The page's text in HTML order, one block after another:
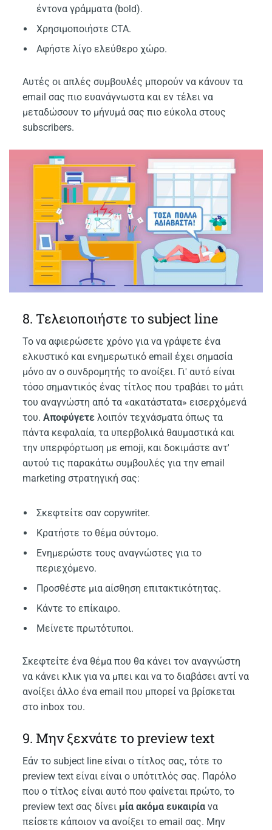
έντονα γράμματα (bold).
Χρησιμοποιήστε CTA.
Αφήστε λίγο ελεύθερο χώρο.
Αυτές οι απλές συμβουλές μπορούν να κάνουν τα
email σας πιο ευανάγνωστα και εν τέλει να
μεταδώσουν το μήνυμά σας πιο εύκολα στους
subscribers.
8. Τελειοποιήστε το subject line
Το να αφιερώσετε χρόνο για να γράψετε ένα
ελκυστικό και ενημερωτικό email έχει σημασία
μόνο αν ο συνδρομητής το ανοίξει. Γι' αυτό είναι
τόσο σημαντικός ένας τίτλος που τραβάει το μάτι
του αναγνώστη από τα «ακατάστατα» εισερχόμενά
του.Αποφύγετε λοιπόν τεχνάσματα όπως τα
πάντα κεφαλαία, τα υπερβολικά θαυμαστικά και
την υπερφόρτωση με emoji, και δοκιμάστε αντ'
αυτού τις παρακάτω συμβουλές για την email
marketing στρατηγική σας:
Σκεφτείτε σαν copywriter.
Κρατήστε το θέμα σύντομο.
Ενημερώστε τους αναγνώστες για το
περιεχόμενο.
Προσθέστε μια αίσθηση επιτακτικότητας.
Κάντε το επίκαιρο.
Μείνετε πρωτότυποι.
Σκεφτείτε ένα θέμα που θα κάνει τον αναγνώστη
να κάνει κλικ για να μπει και να το διαβάσει αντί να
ανοίξει άλλο ένα email που μπορεί να βρίσκεται
στο inbox του.
9. Μην ξεχνάτε το preview text
Εάν το subject line είναι ο τίτλος σας, τότε το
preview text είναι είναι ο υπότιτλός σας. Παρόλο
που ο τίτλος είναι αυτό που φαίνεται πρώτο, το
preview text σας δίνει μία ακόμα ευκαιρία να
πείσετε κάποιον να ανοίξει το email σας. Μην